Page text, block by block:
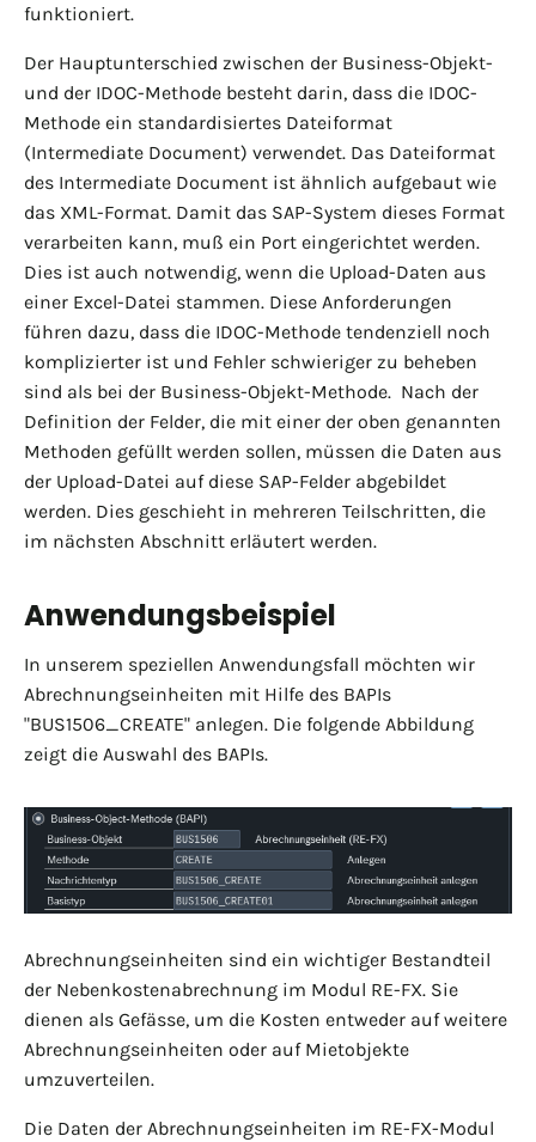
funktioniert.
Der Hauptunterschied zwischen der Business-Objekt-
und der IDOC-Methode besteht darin, dass die IDOC-
Methode ein standardisiertes Dateiformat
(Intermediate Document) verwendet. Das Dateiformat
des Intermediate Document ist ähnlich aufgebaut wie
das XML-Format. Damit das SAP-System dieses Format
verarbeiten kann, muß ein Port eingerichtet werden.
Dies ist auch notwendig, wenn die Upload-Daten aus
einer Excel-Datei stammen. Diese Anforderungen
führen dazu, dass die IDOC-Methode tendenziell noch
komplizierter ist und Fehler schwieriger zu beheben
sind als bei der Business-Objekt-Methode. Nach der
Definition der Felder, die mit einer der oben genannten
Methoden gefüllt werden sollen, müssen die Daten aus
der Upload-Datei auf diese SAP-Felder abgebildet
werden. Dies geschieht in mehreren Teilschritten, die
im nächsten Abschnitt erläutert werden.
Anwendungsbeispiel
In unserem speziellen Anwendungsfall möchten wir
Abrechnungseinheiten mit Hilfe des BAPIs
"BUS1506_CREATE" anlegen. Die folgende Abbildung
zeigt die Auswahl des BAPIs.
Abrechnungseinheiten sind ein wichtiger Bestandteil
der Nebenkostenabrechnung im Modul RE-FX. Sie
dienen als Gefässe, um die Kosten entweder auf weitere
Abrechnungseinheiten oder auf Mietobjekte
umzuverteilen.
Die Daten der Abrechnungseinheiten im RE-FX-Modul